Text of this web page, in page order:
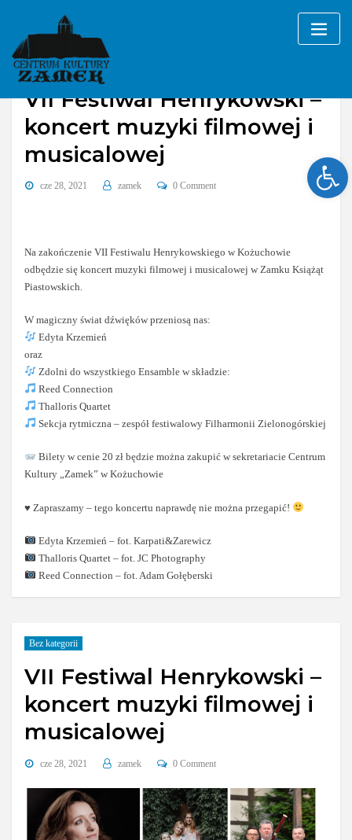
content
VII Festiwal Henrykowski –
koncert muzyki filmowej i
musicalowej
cze 28, 2021 zamek 0 Comment
Na zakończenie VII Festiwalu Henrykowskiego w Kożuchowie
odbędzie się koncert muzyki filmowej i musicalowej w Zamku Książąt
Piastowskich.
W magiczny świat dźwięków przeniosą nas:
Edyta Krzemień
oraz
Zdolni do wszystkiego Ensamble w składzie:
Reed Connection
Thalloris Quartet
Sekcja rytmiczna – zespół festiwalowy Filharmonii Zielonogórskiej
Bilety w cenie 20 zł będzie można zakupić w sekretariacie Centrum
Kultury „Zamek” w Kożuchowie
♥️ Zapraszamy – tego koncertu naprawdę nie można przegapić!
Edyta Krzemień – fot. Karpati&Zarewicz
Thalloris Quartet – fot. JC Photography
Reed Connection – fot. Adam Gołęberski
Bez kategorii
VII Festiwal Henrykowski –
koncert muzyki filmowej i
musicalowej
cze 28, 2021 zamek 0 Comment